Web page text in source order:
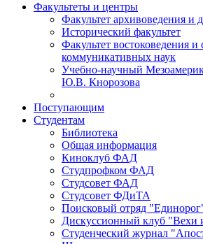
Факультеты и центры
Факультет архивоведения и
Исторический факультет
Факультет востоковедения и
коммуникативных наук
Учебно-научный
Ю.В. Кнорозова
Поступающим
Студентам
Библиотека
Общая информация
Киноклуб ФАД
Студпрофком ФАД
Студсовет ФАД
Студсовет ФДиТА
Поисковый отряд
Дискуссионный клуб "Вехи
Студенческий журнал